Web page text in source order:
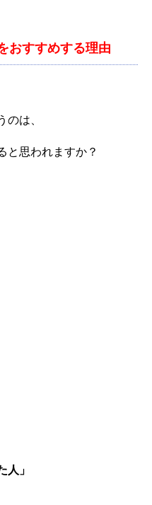
すすめする理由
は、
と思われますか？
人」